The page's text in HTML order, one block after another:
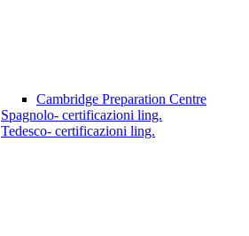
Cambridge Preparation Centre
Spagnolo- certificazioni ling.
Tedesco- certificazioni ling.